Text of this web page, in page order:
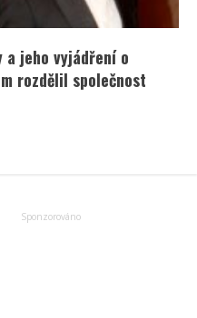
a jeho vyjádření o
rozdělil společnost